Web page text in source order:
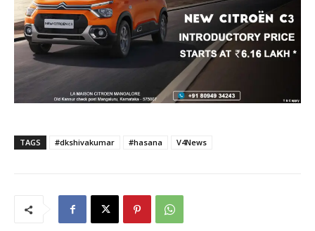
TAGS #dkshivakumar #hasana V4News